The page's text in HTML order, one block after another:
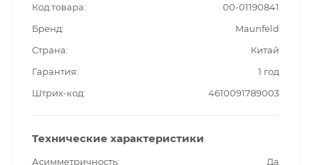
Код товара
00-01190841
Бренд
Maunfeld
Страна
Китай
Гарантия
1 год
Штрих-код
4610091789003
Технические характеристики
Асимметричность
Да